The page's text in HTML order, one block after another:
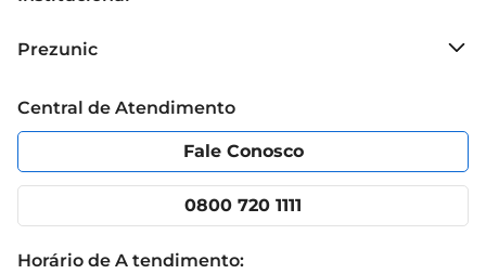
Grupo Cencosud
Política de Privacidade
Portal do fornecedor
Cencosud Media
Prezunic
Código de Ética
App Prezunic
Central de Atendimento
Fale Conosco
0800 720 1111
Horário de A tendimento: